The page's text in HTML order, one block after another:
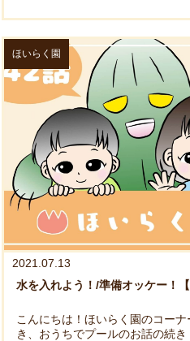
ほいらく園
2021.07.13
水を入れよう！/準備オッケー！
こんにちは！ほいらく園のコー
き、おうちでプールのお話の続き